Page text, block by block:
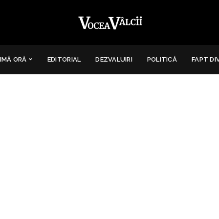
ORĂ EDITORIAL DEZVALUIRI POLITICĂ FAPT